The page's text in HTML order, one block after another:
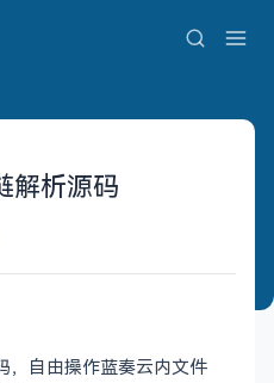
解析源码
，自由操作蓝奏云内文件